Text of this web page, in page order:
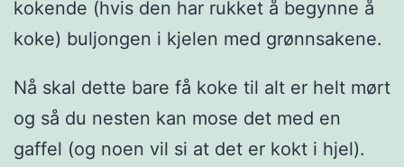
kokende (hvis den har rukket å begynne å
koke) buljongen i kjelen med grønnsakene.
Nå skal dette bare få koke til alt er helt mørt
og så du nesten kan mose det med en
gaffel (og noen vil si at det er kokt i hjel).